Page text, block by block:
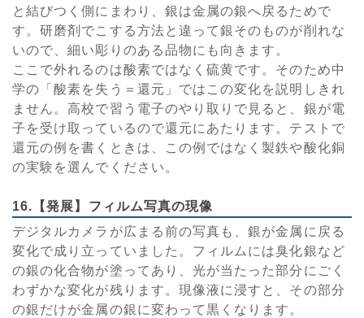
と結びつく側にまわり、銀は金属の銀へ戻るためで
す。研磨剤でこする方法と違って銀そのものが削れな
いので、細い彫りのある品物にも向きます。
ここで外れるのは酸素ではなく硫黄です。そのため中
学の「酸素を失う＝還元」ではこの変化を説明しきれ
ません。高校で習う電子のやり取りで見ると、銀が電
子を受け取っているので還元にあたります。テストで
還元の例を書くときは、この例ではなく製鉄や酸化銅
の実験を選んでください。
16.【発展】フィルム写真の現像
デジタルカメラが広まる前の写真も、銀が金属に戻る
変化で成り立っていました。フィルムには臭化銀など
の銀の化合物が塗ってあり、光が当たった部分にごく
わずかな変化が残ります。現像液に浸すと、その部分
の銀だけが金属の銀に変わって黒くなります。